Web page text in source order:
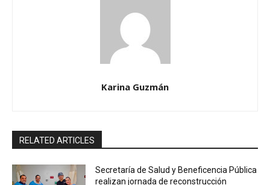
Karina Guzmán
RELATED ARTICLES
Secretaría de Salud y Beneficencia Pública
realizan jornada de reconstrucción